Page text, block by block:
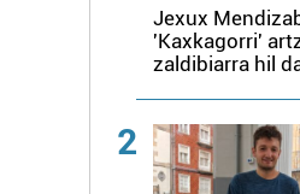
Jexux
'Kaxkagorri'
zaldibiarra hil
2